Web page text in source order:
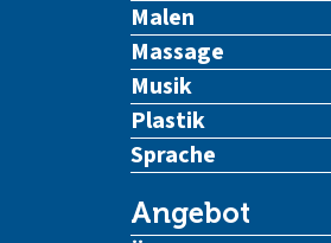
Malen
Massage
Musik
Plastik
Sprache
Angebot